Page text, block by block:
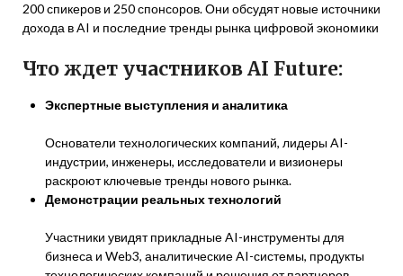
200 спикеров и 250 спонсоров. Они обсудят новые источники
дохода в AI и последние тренды рынка цифровой экономики
Что ждет участников AI Future:
Экспертные выступления и аналитика
Основатели технологических компаний, лидеры AI-
индустрии, инженеры, исследователи и визионеры
раскроют ключевые тренды нового рынка.
Демонстрации реальных технологий
Участники увидят прикладные AI-инструменты для
бизнеса и Web3, аналитические AI-системы, продукты